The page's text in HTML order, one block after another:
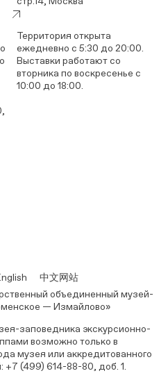
Территория открыта
ежедневно с 5:30 до 20:00.
Выставки работают со
вторника по воскресенье с
10:00 до 18:00.
中文网站
объединенный музей-
— Измайлово»
заповедника экскурсионно-
возможно только в
музея или аккредитованного
+7 (499) 614-88-80, доб. 1.